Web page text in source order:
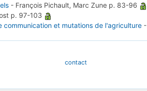
- François Pichault, Marc Zune p. 83-96
p. 97-103
et mutations de l'agriculture-
contact